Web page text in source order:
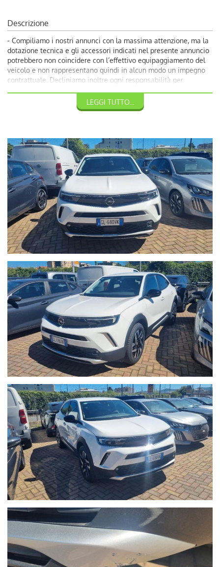
Descrizione
- Compiliamo i nostri annunci con la massima attenzione, ma la
dotazione tecnica e gli accessori indicati nel presente annuncio
potrebbero non coincidere con l’effettivo equipaggiamento del
veicolo e non rappresentano quindi in alcun modo un impegno
contrattuale. Decliniamo inoltre ogni responsabilità per
garantire ai nostri clienti la più completa soddisfazione, vi
invitiamo a chiedere conferma delle dotazioni del veicolo ai
-17700 €: Promozione Autoquadrifoglio con rottamazione veicolo
usato con almeno dieci anni;
- 18700€: Prezzo di Vendita Autoquadrifoglio;
Per Info chiama Giuseppe al 389.898.1300;
- CHILOMETRAGGIO CERTIFICATO.
- Auto guidabile anche da un Neopatentato.
- La vettura si trova presso la nostra sede in Via Braja 48r
Chatta con noi su Whatsapp o chiamaci per prendere un
appuntamento: solo così potremo offrirti la certezza che il
veicolo sia disponibile per essere visto e provato.
- Seguici anche su Facebook:
www.facebook.com/Autoquadrifoglio
- 12 MESI di garanzia MAPFRE a chilometraggio illimitato
compresa.
- La Garanzia MAPFRE, oltre a tutelare la vostra auto da guasti
di origine meccanica ed elettronica, vi offre un servizio di
assistenza 24h su 24, 7 giorni su 7, soccorso stradale in caso di
rottura e auto sostitutiva se la vostra vettura rimane ferma più
di 8 ore in officina.
- Possibilità di estensione della garanzia di ulteriori 12 mesi.
- Possibilità di finanziamenti personalizzati, assicurazioni furto &
incendio, kasko, eventi naturali a prezzi estremamente
vantaggiosi.
- Su ogni nostro veicolo vengono eseguiti più di 50 controlli
prima della consegna.
- In caso di veicoli da dare in permuta, si prega di inviare un
messaggio su Whatsapp al numero 389.535.7225 specificando
marca, modello, anno di immatricolazione, km percorsi, eventuali
interventi eseguiti e veicolo di interesse.
Sono inoltre necessarie fotografie dettagliate della vettura
posseduta. I nostri consulenti risponderanno indicando una
LEGGI TUTTO...